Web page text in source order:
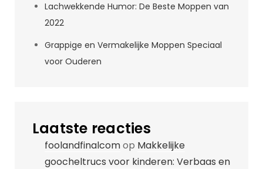
Lachwekkende Humor: De Beste Moppen van
2022
Grappige en Vermakelijke Moppen Speciaal
voor Ouderen
Laatste reacties
foolandfinalcomop Makkelijke
goocheltrucs voor kinderen: Verbaas en